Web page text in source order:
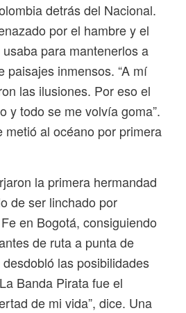
detrás del Nacional.
por el hambre y el
para mantenerlos a
paisajes inmensos. “A mí
las ilusiones. Por eso el
y todo se me volvía goma”.
metió al océano por primera
la primera hermandad
de ser linchado por
en Bogotá, consiguiendo
de ruta a punta de
las posibilidades
Banda Pirata fue el
de mi vida”, dice. Una